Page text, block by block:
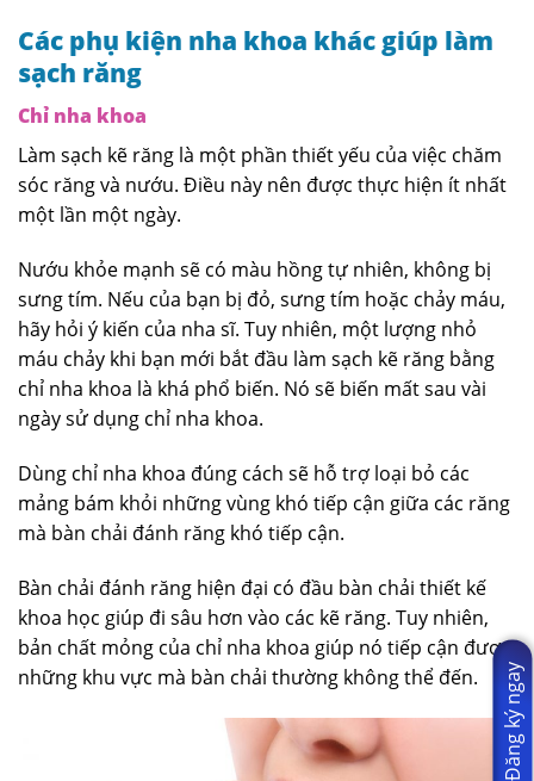
Các phụ kiện nha khoa khác giúp làm
sạch răng
Chỉ nha khoa
Làm sạch kẽ răng là một phần thiết yếu của việc chăm
sóc răng và nướu. Điều này nên được thực hiện ít nhất
một lần một ngày.
Nướu khỏe mạnh sẽ có màu hồng tự nhiên, không bị
sưng tím. Nếu của bạn bị đỏ, sưng tím hoặc chảy máu,
hãy hỏi ý kiến của nha sĩ. Tuy nhiên, một lượng nhỏ
máu chảy khi bạn mới bắt đầu làm sạch kẽ răng bằng
chỉ nha khoa là khá phổ biến. Nó sẽ biến mất sau vài
ngày sử dụng chỉ nha khoa.
Dùng chỉ nha khoa đúng cách sẽ hỗ trợ loại bỏ các
mảng bám khỏi những vùng khó tiếp cận giữa các răng
mà bàn chải đánh răng khó tiếp cận.
Bàn chải đánh răng hiện đại có đầu bàn chải thiết kế
khoa học giúp đi sâu hơn vào các kẽ răng. Tuy nhiên,
bản chất mỏng của chỉ nha khoa giúp nó tiếp cận được
những khu vực mà bàn chải thường không thể đến.
Đăng ký ngay